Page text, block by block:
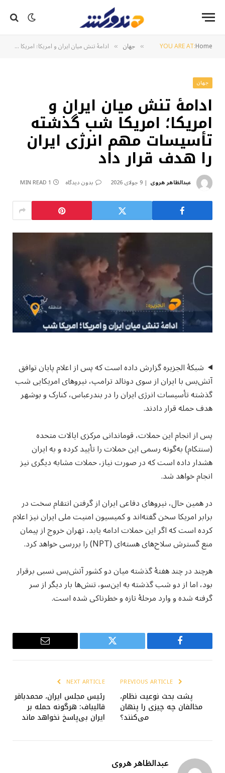
YOU ARE AT:Home
» جهان » ادامۀ تنش میان ایران و امریکا؛ امریکا شب گذشته تأسیسات مهم انرژی ایران را هدف قرار داد
جهان
ادامۀ تنش میان ایران و
امریکا؛ امریکا شب گذشته
تأسیسات مهم انرژی ایران
را هدف قرار داد
عبدالظاهر هروی 9 جولای 2026 بدون دیدگاه 1 MIN READ
شبکۀ الجزیره گزارش داده است که پس از اعلام پایان توافق
آتش‌بس با ایران از سوی دونالد ترامپ، نیروهای امریکایی شب
گذشته تأسیسات انرژی ایران را در بندرعباس، کنارک و بوشهر
هدف حمله قرار دادند.
پس از انجام این حملات، قوماندانی مرکزی ایالات متحده
(سنتکام) به‌گونه رسمی این حملات را تأیید کرده و به ایران
هشدار داده است که در صورت نیاز، حملات مشابه دیگری نیز
انجام خواهد شد.
در همین حال، نیروهای دفاعی ایران از گرفتن انتقام سخت در
برابر امریکا سخن گفته‌اند و کمیسیون امنیت ملی ایران نیز اعلام
کرده است که اگر این حملات ادامه یابد، تهران خروج از پیمان
منع گسترش سلاح‌های هسته‌ای (NPT) را بررسی خواهد کرد.
هرچند در چند هفتۀ گذشته میان دو کشور آتش‌بس نسبی برقرار
بود، اما از دو شب گذشته به این‌سو، تنش‌ها بار دیگر از سر
گرفته شده و وارد مرحلۀ تازه و خطرناکی شده است.
Facebook
Twitter
Email
پشت بحث نوعیت نظام،
مخالفان چه چیزی را پنهان
می‌کنند؟
NEXT ARTICLE
رئیس مجلس ایران، محمدباقر
قالیباف: هرگونه حمله بر
ایران بی‌پاسخ نخواهد ماند
عبدالظاهر هروی